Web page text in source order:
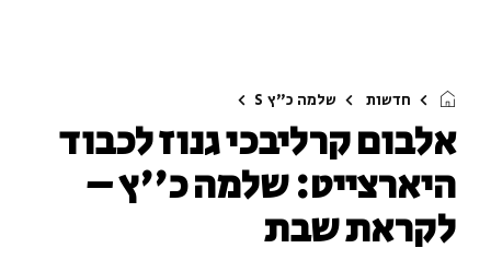
חדשות שלמה כ"ץ S
אלבום קרליבכי גנוז לכבוד
היארצייט: שלמה כ''ץ –
לקראת שבת